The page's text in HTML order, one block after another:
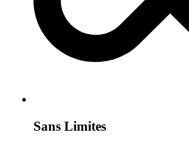
Sans Limites